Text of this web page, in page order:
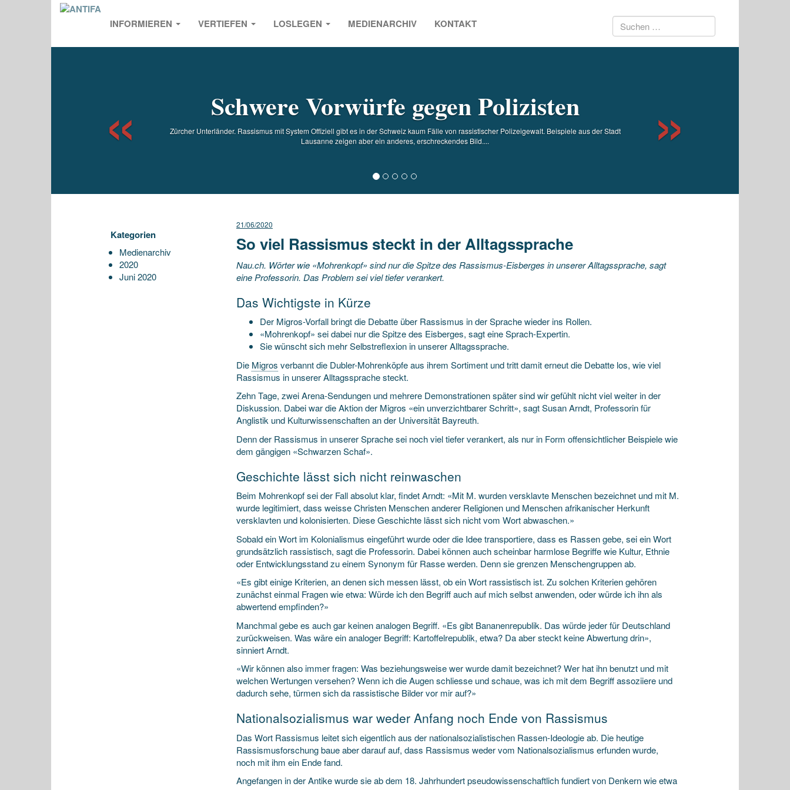
INFORMIEREN VERTIEFEN LOSLEGEN MEDIENARCHIV KONTAKT Suchen
Schwere Vorwürfe gegen Polizisten
Zürcher Unterländer. Rassismus mit System Offiziell gibt es in der Schweiz kaum Fälle von rassistischer Polizeigewalt. Beispiele aus der Stadt
Lausanne zeigen aber ein anderes, erschreckendes Bild....
Kategorien
Medienarchiv
2020
Juni 2020
21/06/2020
So viel Rassismus steckt in der Alltagssprache
Nau.ch. Wörter wie «Mohrenkopf» sind nur die Spitze des Rassismus-Eisberges in unserer Alltagssprache, sagt
eine Professorin. Das Problem sei viel tiefer verankert.
Das Wichtigste in Kürze
Der Migros-Vorfall bringt die Debatte über Rassismus in der Sprache wieder ins Rollen.
«Mohrenkopf» sei dabei nur die Spitze des Eisberges, sagt eine Sprach-Expertin.
Sie wünscht sich mehr Selbstreflexion in unserer Alltagssprache.
Die Migros verbannt die Dubler-Mohrenköpfe aus ihrem Sortiment und tritt damit erneut die Debatte los, wie viel
Rassismus in unserer Alltagssprache steckt.
Zehn Tage, zwei Arena-Sendungen und mehrere Demonstrationen später sind wir gefühlt nicht viel weiter in der
Diskussion. Dabei war die Aktion der Migros «ein unverzichtbarer Schritt», sagt Susan Arndt, Professorin für
Anglistik und Kulturwissenschaften an der Universität Bayreuth.
Denn der Rassismus in unserer Sprache sei noch viel tiefer verankert, als nur in Form offensichtlicher Beispiele wie
dem gängigen «Schwarzen Schaf».
Geschichte lässt sich nicht reinwaschen
Beim Mohrenkopf sei der Fall absolut klar, findet Arndt: «Mit M. wurden versklavte Menschen bezeichnet und mit M.
wurde legitimiert, dass weisse Christen Menschen anderer Religionen und Menschen afrikanischer Herkunft
versklavten und kolonisierten. Diese Geschichte lässt sich nicht vom Wort abwaschen.»
Sobald ein Wort im Kolonialismus eingeführt wurde oder die Idee transportiere, dass es Rassen gebe, sei ein Wort
grundsätzlich rassistisch, sagt die Professorin. Dabei können auch scheinbar harmlose Begriffe wie Kultur, Ethnie
oder Entwicklungsstand zu einem Synonym für Rasse werden. Denn sie grenzen Menschengruppen ab.
«Es gibt einige Kriterien, an denen sich messen lässt, ob ein Wort rassistisch ist. Zu solchen Kriterien gehören
zunächst einmal Fragen wie etwa: Würde ich den Begriff auch auf mich selbst anwenden, oder würde ich ihn als
abwertend empfinden?»
Manchmal gebe es auch gar keinen analogen Begriff. «Es gibt Bananenrepublik. Das würde jeder für Deutschland
zurückweisen. Was wäre ein analoger Begriff: Kartoffelrepublik, etwa? Da aber steckt keine Abwertung drin»,
sinniert Arndt.
«Wir können also immer fragen: Was beziehungsweise wer wurde damit bezeichnet? Wer hat ihn benutzt und mit
welchen Wertungen versehen? Wenn ich die Augen schliesse und schaue, was ich mit dem Begriff assoziiere und
dadurch sehe, türmen sich da rassistische Bilder vor mir auf?»
Nationalsozialismus war weder Anfang noch Ende von Rassismus
Das Wort Rassismus leitet sich eigentlich aus der nationalsozialistischen Rassen-Ideologie ab. Die heutige
Rassismusforschung baue aber darauf auf, dass Rassismus weder vom Nationalsozialismus erfunden wurde,
noch mit ihm ein Ende fand.
Angefangen in der Antike wurde sie ab dem 18. Jahrhundert pseudowissenschaftlich fundiert von Denkern wie etwa